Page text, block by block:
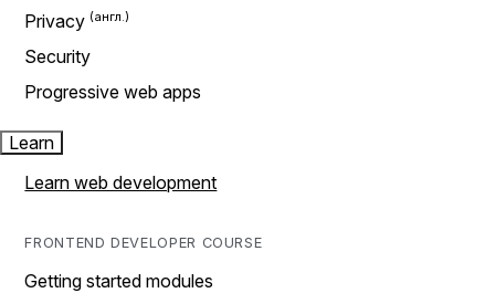
Privacy
Security
Progressive web apps
Learn
Learn web development
FRONTEND DEVELOPER COURSE
Getting started modules